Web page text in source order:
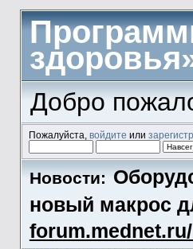
Добро
Пожалуйста, войдите или
Новости:
новый макрос